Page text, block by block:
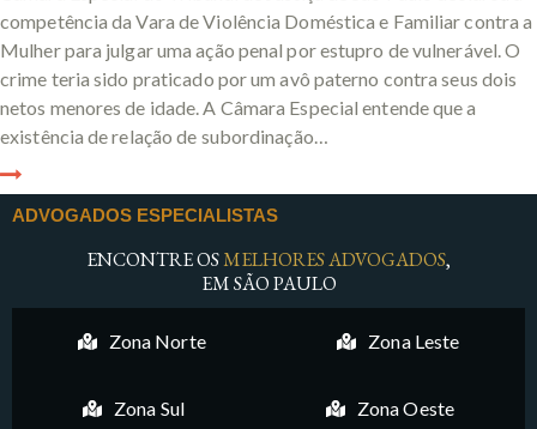
competência da Vara de Violência Doméstica e Familiar contra a
Mulher para julgar uma ação penal por estupro de vulnerável. O
crime teria sido praticado por um avô paterno contra seus dois
netos menores de idade. A Câmara Especial entende que a
existência de relação de subordinação…
ADVOGADOS ESPECIALISTAS
ENCONTRE OSMELHORES ADVOGADOS,
EM SÃO PAULO
Zona Norte Zona Leste
Zona Sul Zona Oeste